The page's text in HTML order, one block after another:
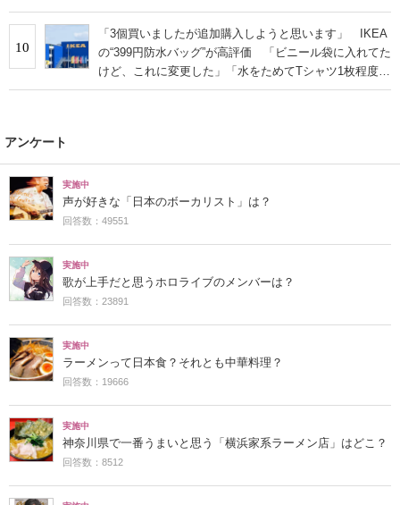
10
「3個買いましたが追加購入しようと思います」 IKEA
の“399円防水バッグ”が高評価 「ビニール袋に入れてた
けど、これに変更した」「水をためてTシャツ1枚程度な
ら洗える」
アンケート
実施中
声が好きな「日本のボーカリスト」は？
回答数：49551
実施中
歌が上手だと思うホロライブのメンバーは？
回答数：23891
実施中
ラーメンって日本食？それとも中華料理？
回答数：19666
実施中
神奈川県で一番うまいと思う「横浜家系ラーメン店」はどこ？
回答数：8512